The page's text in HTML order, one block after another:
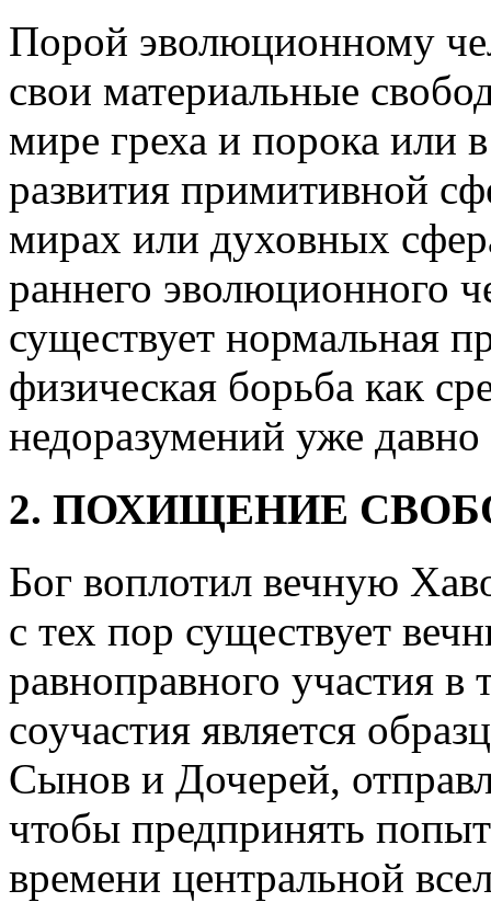
Порой эволюционному
свои материальные
мире греха и порока или
развития примитивной
мирах или духовных
раннего эволюционного
существует нормальная
физическая борьба как
недоразумений уже
2. ПОХИЩЕНИЕ
Бог воплотил вечную
с тех пор существует
равноправного участия
соучастия является
Сынов и Дочерей,
чтобы предпринять
времени центральной